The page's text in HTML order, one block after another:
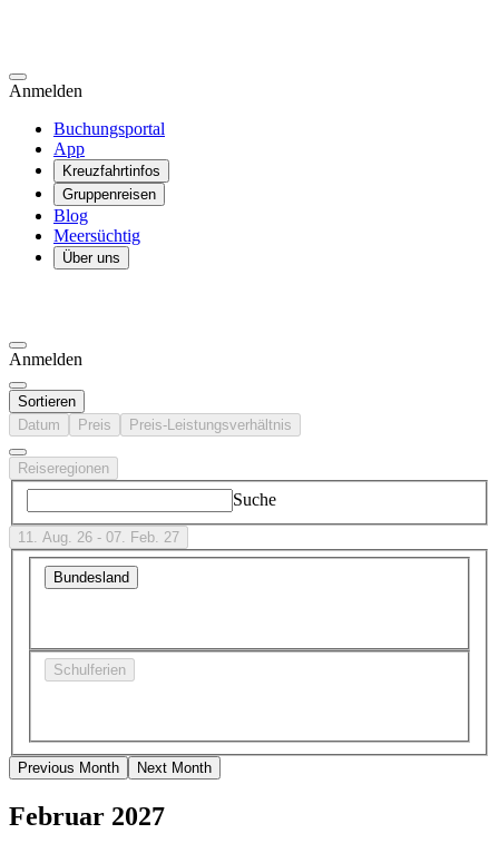
Anmelden
Buchungsportal
App
Kreuzfahrtinfos
Gruppenreisen
Blog
Meersüchtig
Über uns
Anmelden
Sortieren
Datum
Preis Preis-Leistungsverhältnis
Reiseregionen
Suche
11. Aug. 26 - 07. Feb. 27
Bundesland
Schulferien
Previous Month Next Month
Februar 2027